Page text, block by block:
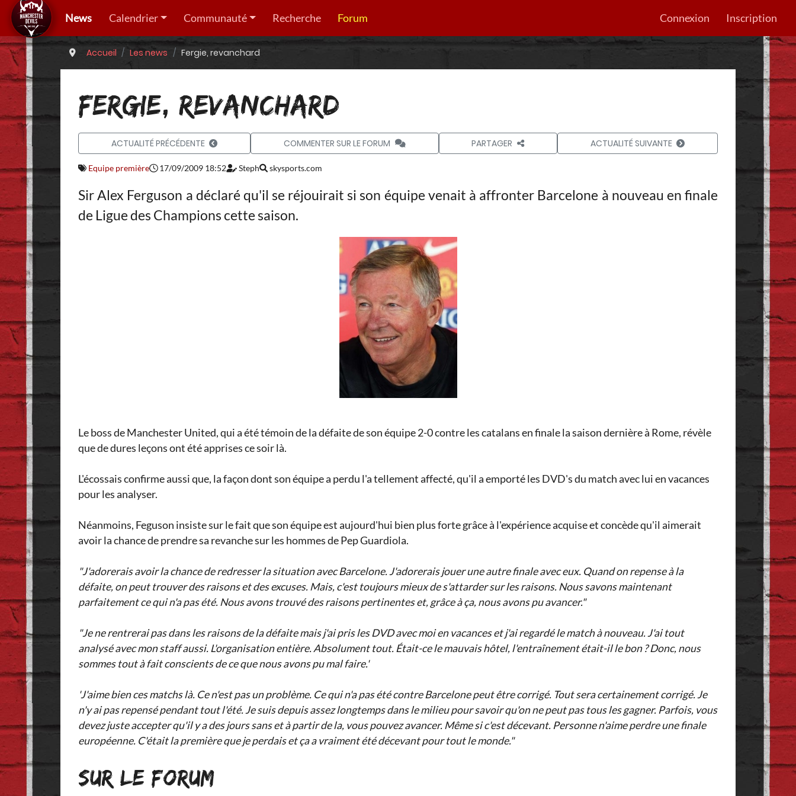
News Calendrier Communauté Recherche Forum Connexion Inscription
Accueil Les news Fergie, revanchard
FERGIE, REVANCHARD
ACTUALITÉ PRÉCÉDENTE COMMENTER SUR LE FORUM PARTAGER ACTUALITÉ SUIVANTE
Equipe première 17/09/2009 18:52 Steph skysports.com
Sir Alex Ferguson a déclaré qu'il se réjouirait si son équipe venait à affronter Barcelone à nouveau en finale
de Ligue des Champions cette saison.
Le boss de Manchester United, qui a été témoin de la défaite de son équipe 2-0 contre les catalans en finale la saison dernière à Rome, révèle
que de dures leçons ont été apprises ce soir là.
L'écossais confirme aussi que, la façon dont son équipe a perdu l'a tellement affecté, qu'il a emporté les DVD's du match avec lui en vacances
pour les analyser.
Néanmoins, Feguson insiste sur le fait que son équipe est aujourd'hui bien plus forte grâce à l'expérience acquise et concède qu'il aimerait
avoir la chance de prendre sa revanche sur les hommes de Pep Guardiola.
"J'adorerais avoir la chance de redresser la situation avec Barcelone. J'adorerais jouer une autre finale avec eux. Quand on repense à la
défaite, on peut trouver des raisons et des excuses. Mais, c'est toujours mieux de s'attarder sur les raisons. Nous savons maintenant
parfaitement ce qui n'a pas été. Nous avons trouvé des raisons pertinentes et, grâce à ça, nous avons pu avancer."
"Je ne rentrerai pas dans les raisons de la défaite mais j'ai pris les DVD avec moi en vacances et j'ai regardé le match à nouveau. J'ai tout
analysé avec mon staff aussi. L'organisation entière. Absolument tout. Était-ce le mauvais hôtel, l'entraînement était-il le bon ? Donc, nous
sommes tout à fait conscients de ce que nous avons pu mal faire.'
'J'aime bien ces matchs là. Ce n'est pas un problème. Ce qui n'a pas été contre Barcelone peut être corrigé. Tout sera certainement corrigé. Je
n'y ai pas repensé pendant tout l'été. Je suis depuis assez longtemps dans le milieu pour savoir qu'on ne peut pas tous les gagner. Parfois, vous
devez juste accepter qu'il y a des jours sans et à partir de la, vous pouvez avancer. Même si c'est décevant. Personne n'aime perdre une finale
européenne. C'était la première que je perdais et ça a vraiment été décevant pour tout le monde."
SUR LE FORUM